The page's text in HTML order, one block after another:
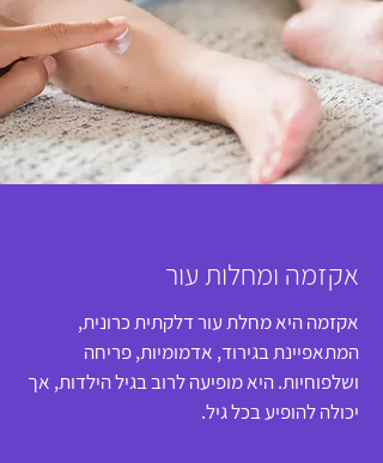
אקזמה ומחלות עור
אקזמה היא מחלת עור דלקתית כרונית,
המתאפיינת בגירוד, אדמומיות, פריחה
ושלפוחיות. היא מופיעה לרוב בגיל הילדות, אך
יכולה להופיע בכל גיל.